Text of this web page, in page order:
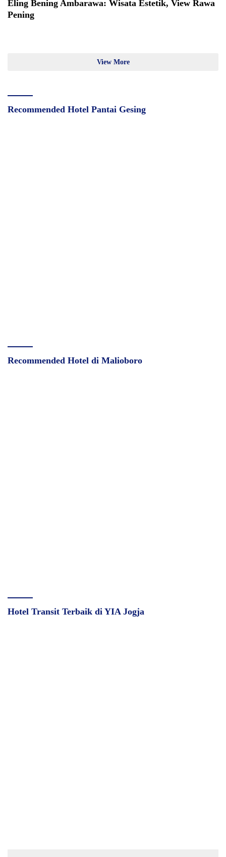
Eling Bening Ambarawa: Wisata Estetik, View Rawa
Pening
View More
Recommended Hotel Pantai Gesing
Recommended Hotel di Malioboro
Hotel Transit Terbaik di YIA Jogja